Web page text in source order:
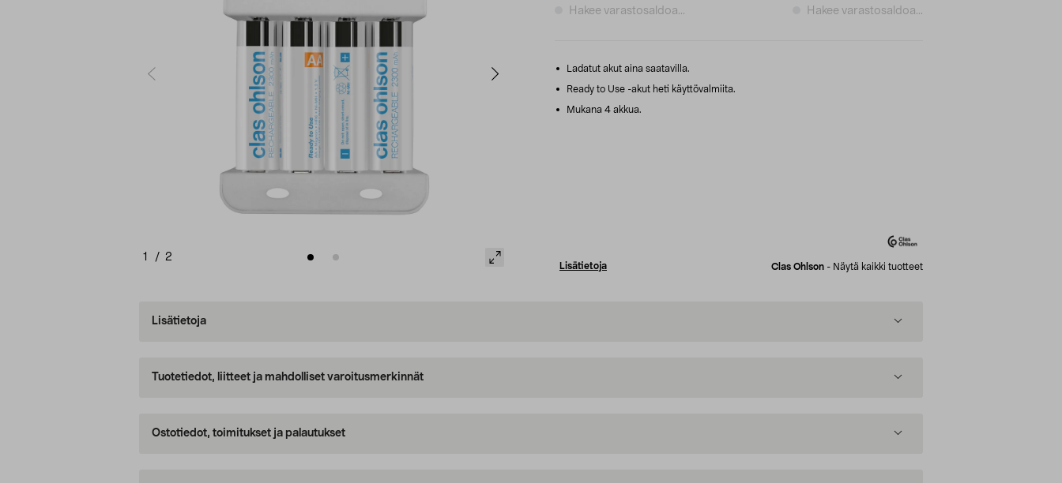
1 / 2
Hakee varastosaldoa...
Hakee varastosaldoa...
Ladatut akut aina saatavilla.
Ready to Use -akut heti käyttövalmiita.
Mukana 4 akkua.
Lisätietoja Clas Ohlson - Näytä kaikki tuotteet
Lisätietoja
Tuotetiedot, liitteet ja mahdolliset varoitusmerkinnät
Ostotiedot, toimitukset ja palautukset